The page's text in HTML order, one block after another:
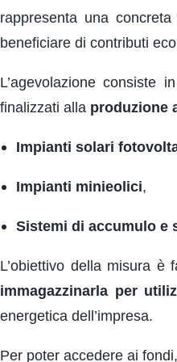
rappresenta una
beneficiare di contributi
L’agevolazione consiste
finalizzati alla produzione
Impianti solari
Impianti minieolici,
Sistemi di accumulo e
L’obiettivo della misura
immagazzinarla per
energetica dell’impresa.
Per poter accedere ai